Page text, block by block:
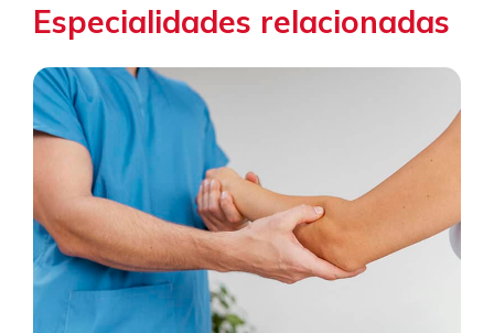
Especialidades relacionadas